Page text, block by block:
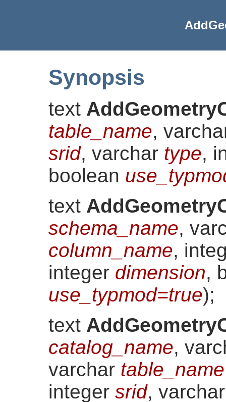
Synopsis
text
table_name,
srid, varchar type,
boolean
text
schema_name,
column_name,
integer dimension,
use_typmod=true);
text
catalog_name,
varchar table_name
integer srid,